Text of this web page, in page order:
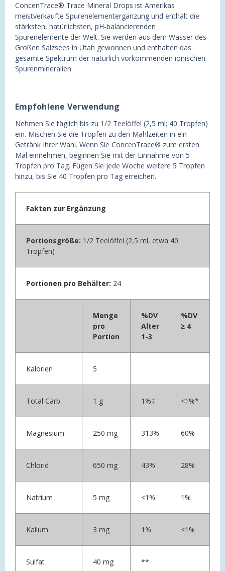
ConcenTrace® Trace Mineral Drops ist Amerikas
meistverkaufte Spurenelementergänzung und enthält die
stärksten, natürlichsten, pH-balancierenden
Spurenelemente der Welt. Sie werden aus dem Wasser des
Großen Salzsees in Utah gewonnen und enthalten das
gesamte Spektrum der natürlich vorkommenden ionischen
Spurenmineralien.
Empfohlene Verwendung
Nehmen Sie täglich bis zu 1/2 Teelöffel (2,5 ml; 40 Tropfen)
ein. Mischen Sie die Tropfen zu den Mahlzeiten in ein
Getränk Ihrer Wahl. Wenn Sie ConcenTrace® zum ersten
Mal einnehmen, beginnen Sie mit der Einnahme von 5
Tropfen pro Tag. Fügen Sie jede Woche weitere 5 Tropfen
hinzu, bis Sie 40 Tropfen pro Tag erreichen.
Fakten zur Ergänzung
Portionsgröße: 1/2 Teelöffel (2,5 ml, etwa 40
Tropfen)
Portionen pro Behälter: 24
Menge
pro
Portion
%DV
Alter
1-3
%DV
≥ 4
Kalorien 5
Total Carb. 1 g 1%‡ <1%*
Magnesium 250 mg 313% 60%
Chlorid 650 mg 43% 28%
Natrium 5 mg <1% 1%
Kalium 3 mg 1% <1%
Sulfat 40 mg **